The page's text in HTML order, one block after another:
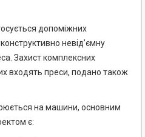
допоміжних
невід’ємну
Захист комплексних
входять преси, подано також
на машини, основним
є: